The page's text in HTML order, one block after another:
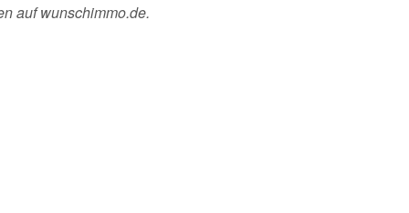
auf wunschimmo.de.